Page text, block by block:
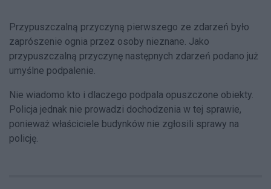
Przypuszczalną przyczyną pierwszego ze zdarzeń było
zaprószenie ognia przez osoby nieznane. Jako
przypuszczalną przyczynę następnych zdarzeń podano już
umyślne podpalenie.
Nie wiadomo kto i dlaczego podpala opuszczone obiekty.
Policja jednak nie prowadzi dochodzenia w tej sprawie,
ponieważ właściciele budynków nie zgłosili sprawy na
policję.